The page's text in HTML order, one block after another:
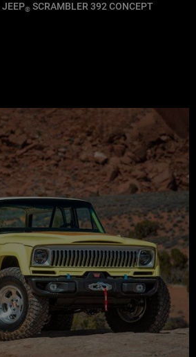
JEEP®SCRAMBLER 392 CONCEPT